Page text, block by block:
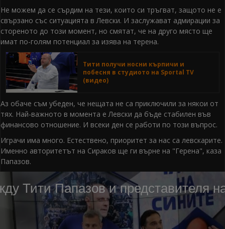
Не можем да се сърдим на тези, които си тръгват, защото не е
свързано със ситуацията в Левски. И заслужават адмирации за
стореното до този момент, но смятат, че на друго място ще
имат по-голям потенциал за изява на терена.
Тити получи носни кърпичи и
побесня в студиото на Sportal TV
(видео)
Аз обаче съм убеден, че нещата не са приключили за някои от
тях. Haй-важното в момента е Левски да бъде стабилен във
финансово отношение. И всеки ден се работи по този въпрос.
Играчи има много. Естествено, приоритет за нас са левскарите.
Именно авторитетът на Сираков ще ги върне на "Герена", каза
Папазов.